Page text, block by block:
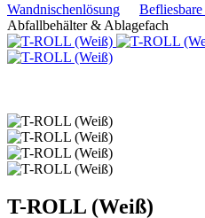
Wandnischenlösung
Abfallbehälter & Ablagefach
T-ROLL (Weiß)